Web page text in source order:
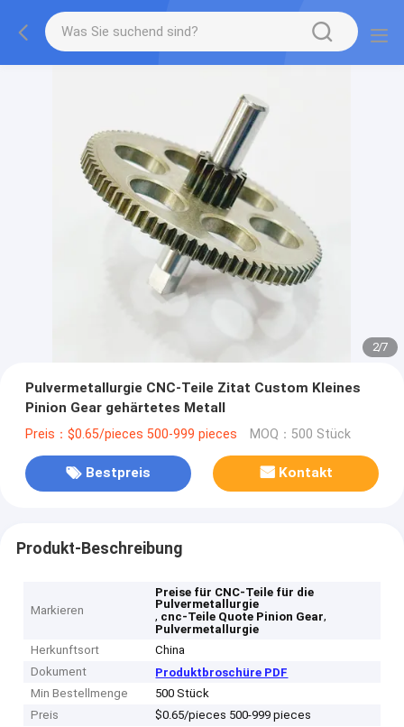
2/7
Pulvermetallurgie CNC-Teile Zitat Custom Kleines
Pinion Gear gehärtetes Metall
Preis：$0.65/pieces 500-999 pieces MOQ：500 Stück
Bestpreis Kontakt
Produkt-Beschreibung
Markieren
Preise für CNC-Teile für die
Pulvermetallurgie
, cnc-Teile Quote Pinion Gear,
Pulvermetallurgie
Herkunftsort
China
Dokument
Produktbroschüre PDF
Min Bestellmenge
500 Stück
Preis
$0.65/pieces 500-999 pieces